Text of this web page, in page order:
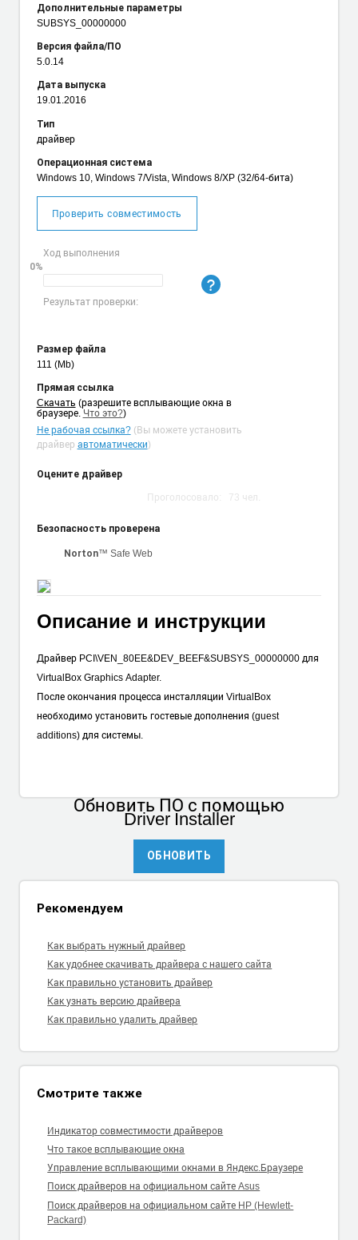
Дополнительные параметры
SUBSYS_00000000
Версия файла/ПО
5.0.14
Дата выпуска
19.01.2016
Тип
драйвер
Операционная система
Windows 10, Windows 7/Vista, Windows 8/XP (32/64-бита)
Проверить совместимость
Ход выполнения
0%
Результат проверки:
Размер файла
111 (Mb)
Прямая ссылка
Cкачать (разрешите всплывающие окна в
браузере. Что это?)
Не рабочая ссылка?(Вы можете установить
драйвер автоматически)
Оцените драйвер
Проголосовало: 73 чел.
Безопасность проверена
Norton™ Safe Web
Описание и инструкции
Драйвер PCI\VEN_80EE&DEV_BEEF&SUBSYS_00000000 для
VirtualBox Graphics Adapter.
После окончания процесса инсталляции VirtualBox
необходимо установить гостевые дополнения (guest
additions) для системы.
Обновить ПОс помощью
Driver Installer
ОБНОВИТЬ
Рекомендуем
Как выбрать нужный драйвер
Как удобнее скачивать драйвера с нашего сайта
Как правильно установить драйвер
Как узнать версию драйвера
Как правильно удалить драйвер
Смотрите также
Индикатор совместимости драйверов
Что такое всплывающие окна
Управление всплывающими окнами в Яндекс.Браузере
Поиск драйверов на официальном сайте Asus
Поиск драйверов на официальном сайте HP (Hewlett-
Packard)